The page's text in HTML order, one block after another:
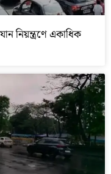
নিয়ন্ত্রণে একাধিক